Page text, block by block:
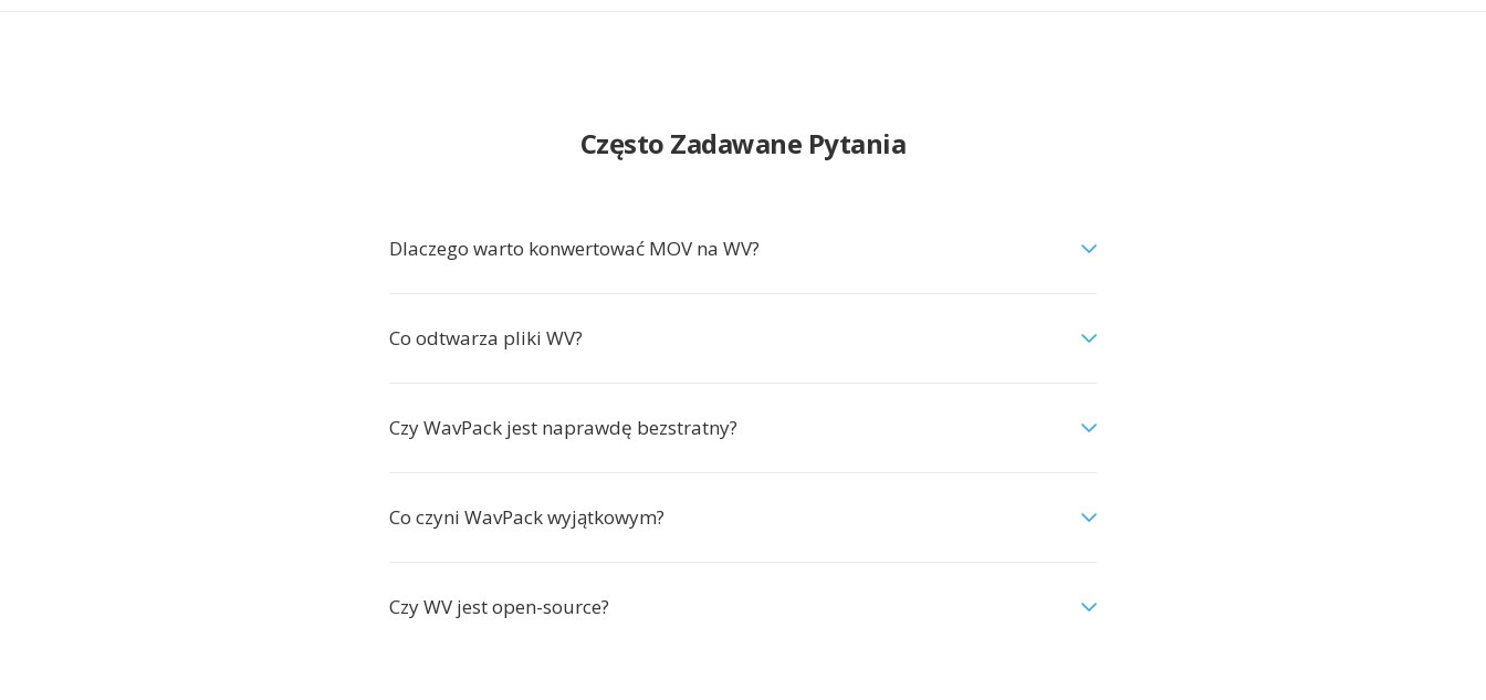
Często Zadawane Pytania
Dlaczego warto konwertować MOV na WV?
Co odtwarza pliki WV?
Czy WavPack jest naprawdę bezstratny?
Co czyni WavPack wyjątkowym?
Czy WV jest open-source?